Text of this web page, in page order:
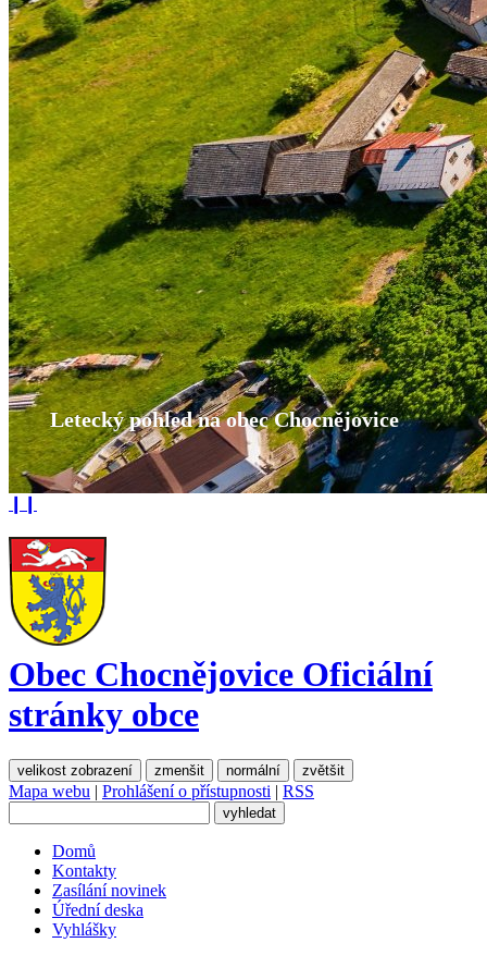
Letecký pohled na obec Chocnějovice
Obec Chocnějovice Oficiální
stránky obce
velikost zobrazení zmenšit normální zvětšit
Mapa webu | Prohlášení o přístupnosti | RSS
Domů
Kontakty
Zasílání novinek
Úřední deska
Vyhlášky